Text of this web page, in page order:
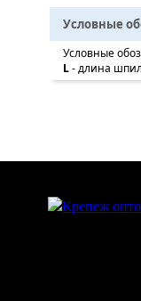
Условные
Условные
L- длина